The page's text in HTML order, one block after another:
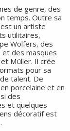
de genre, des
temps. Outre sa
un artiste
utilitaires,
Wolfers, des
des masques
Müller. Il crée
pour sa
talent. De
porcelaine et en
des
et quelques
décoratif est